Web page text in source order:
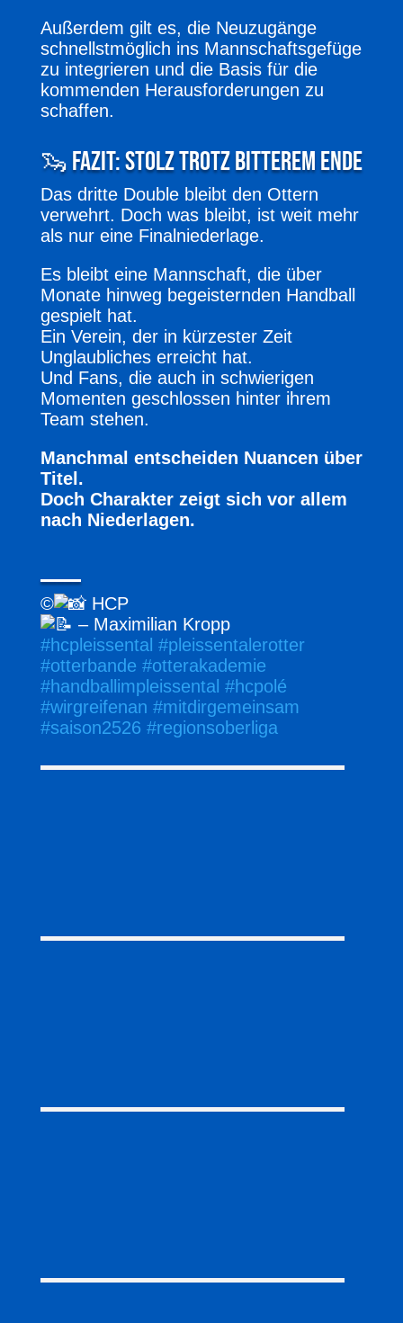
Außerdem gilt es, die Neuzugänge
schnellstmöglich ins Mannschaftsgefüge
zu integrieren und die Basis für die
kommenden Herausforderungen zu
schaffen.
🦦 Fazit: Stolz trotz bitterem Ende
Das dritte Double bleibt den Ottern
verwehrt. Doch was bleibt, ist weit mehr
als nur eine Finalniederlage.
Es bleibt eine Mannschaft, die über
Monate hinweg begeisternden Handball
gespielt hat.
Ein Verein, der in kürzester Zeit
Unglaubliches erreicht hat.
Und Fans, die auch in schwierigen
Momenten geschlossen hinter ihrem
Team stehen.
Manchmal entscheiden Nuancen über
Titel.
Doch Charakter zeigt sich vor allem
nach Niederlagen.
_____
©
HCP
– Maximilian Kropp
#hcpleissental #pleissentalerotter
#otterbande #otterakademie
#handballimpleissental #hcpolé
#wirgreifenan #mitdirgemeinsam
#saison2526 #regionsoberliga